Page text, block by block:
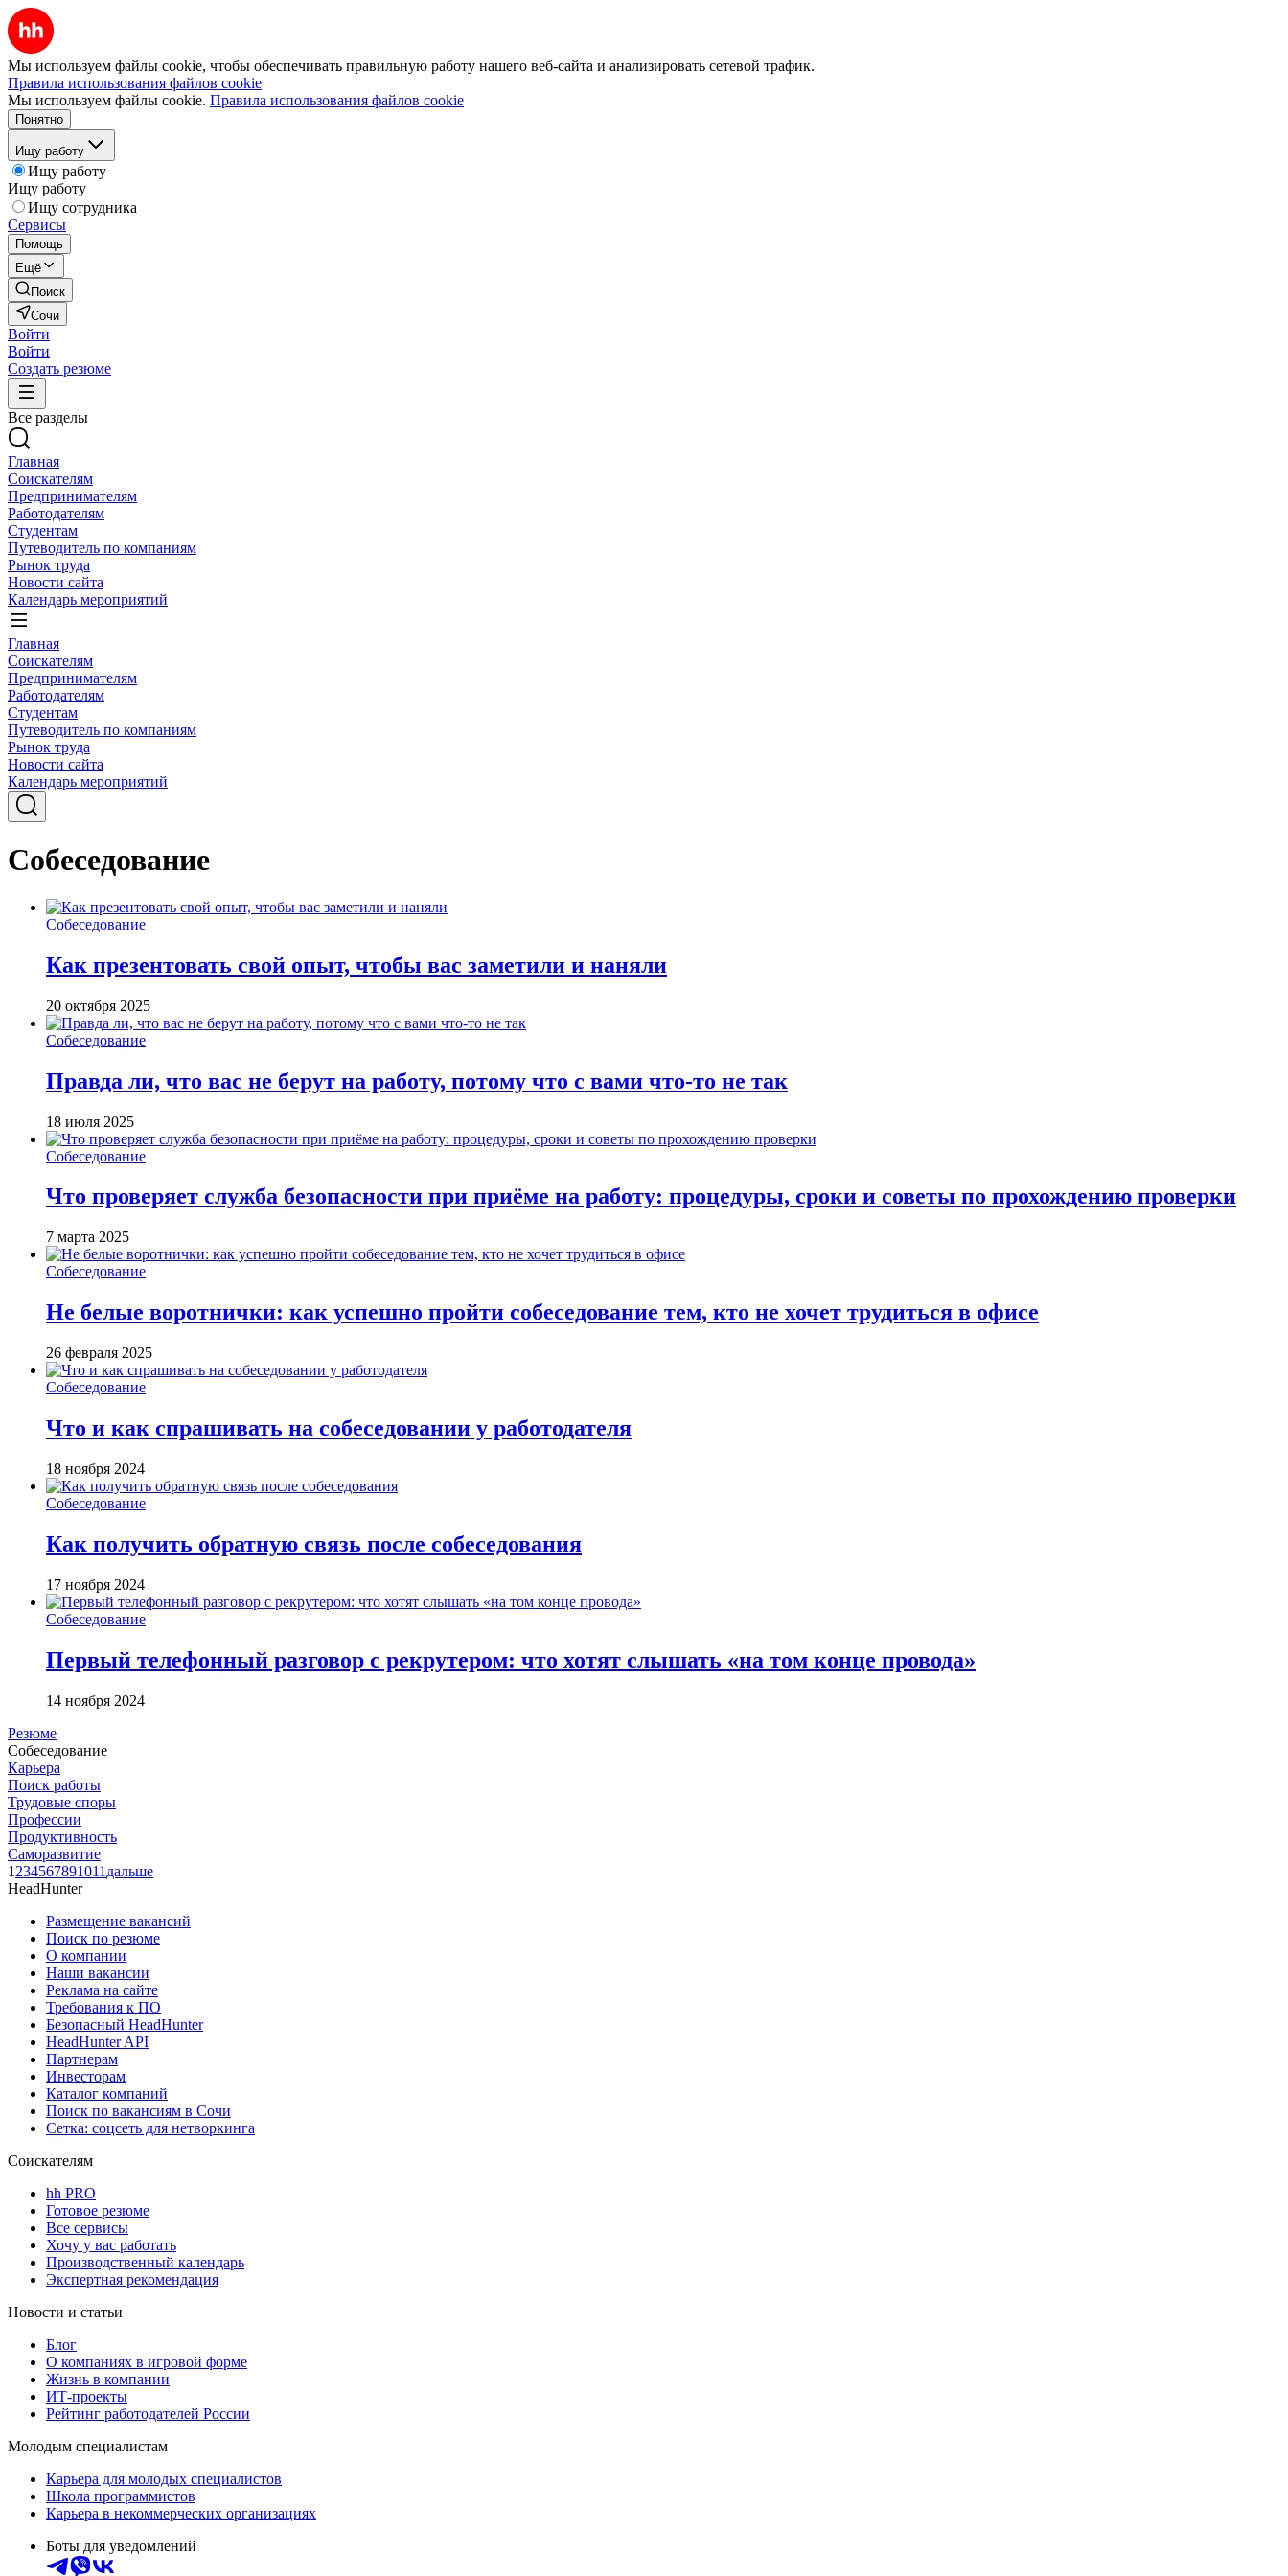
Мы используем файлы cookie, чтобы обеспечивать правильную работу нашего веб-сайта и анализировать сетевой трафик.
Правила использования файлов cookie
Мы используем файлы cookie. Правила использования файлов cookie
Понятно
Ищу работу
Ищу работу
Ищу работу
Ищу сотрудника
Сервисы
Помощь
Ещё
Поиск
Сочи
Войти
Войти
Создать резюме
Все разделы
Главная
Соискателям
Предпринимателям
Работодателям
Студентам
Путеводитель по компаниям
Рынок труда
Новости сайта
Календарь мероприятий
Главная
Соискателям
Предпринимателям
Работодателям
Студентам
Путеводитель по компаниям
Рынок труда
Новости сайта
Календарь мероприятий
Собеседование
Собеседование
Как презентовать свой опыт, чтобы вас заметили и наняли
20 октября 2025
Собеседование
Правда ли, что вас не берут на работу, потому что с вами что-то не так
18 июля 2025
Собеседование
Что проверяет служба безопасности при приёме на работу: процедуры, сроки и советы по прохождению проверки
7 марта 2025
Собеседование
Не белые воротнички: как успешно пройти собеседование тем, кто не хочет трудиться в офисе
26 февраля 2025
Собеседование
Что и как спрашивать на собеседовании у работодателя
18 ноября 2024
Собеседование
Как получить обратную связь после собеседования
17 ноября 2024
Собеседование
Первый телефонный разговор с рекрутером: что хотят слышать «на том конце провода»
14 ноября 2024
Резюме
Собеседование
Карьера
Поиск работы
Трудовые споры
Профессии
Продуктивность
Саморазвитие
1 234567891011 дальше
HeadHunter
Размещение вакансий
Поиск по резюме
О компании
Наши вакансии
Реклама на сайте
Требования к ПО
Безопасный HeadHunter
HeadHunter API
Партнерам
Инвесторам
Каталог компаний
Поиск по вакансиям в Сочи
Сетка: соцсеть для нетворкинга
Соискателям
hh PRO
Готовое резюме
Все сервисы
Хочу у вас работать
Производственный календарь
Экспертная рекомендация
Новости и статьи
Блог
О компаниях в игровой форме
Жизнь в компании
ИТ-проекты
Рейтинг работодателей России
Молодым специалистам
Карьера для молодых специалистов
Школа программистов
Карьера в некоммерческих организациях
Боты для уведомлений